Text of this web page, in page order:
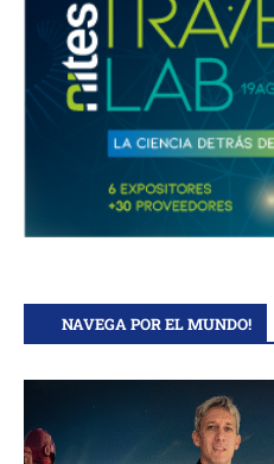
NAVEGA POR EL MUNDO!